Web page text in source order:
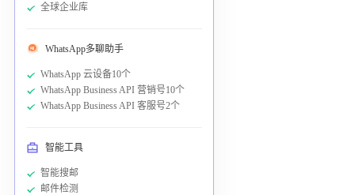
全球企业库
WhatsApp多聊助手
WhatsApp 云设备10个
WhatsApp Business API 营销号10个
WhatsApp Business API 客服号2个
智能工具
智能搜邮
邮件检测